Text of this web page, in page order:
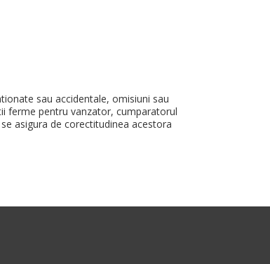
sau accidentale, omisiuni sau
ferme pentru vanzator, cumparatorul
asigura de corectitudinea acestora